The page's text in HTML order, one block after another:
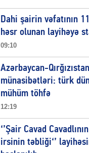
Dahi şairin vəfatının
həsr olunan layihəyə
09:10
Azərbaycan-Qırğızıstan
münasibətləri: türk
mühüm töhfə
12:19
‘’Şair Cavad
irsinin təbliği‘’